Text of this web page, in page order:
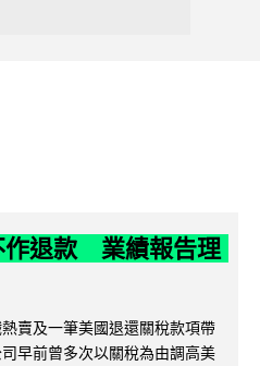
作退款 業績報告理
賣及一筆美國退還關稅款項帶
早前曾多次以關稅為由調高美